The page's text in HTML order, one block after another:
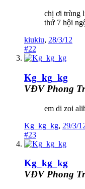
chị ơi trùng
thứ 7 hội
kiukiu, 28/3/12
#22
Kg_kg_kg
VĐV Phong
em di zoi
Kg_kg_kg, 29/3/
#23
Kg_kg_kg
VĐV Phong